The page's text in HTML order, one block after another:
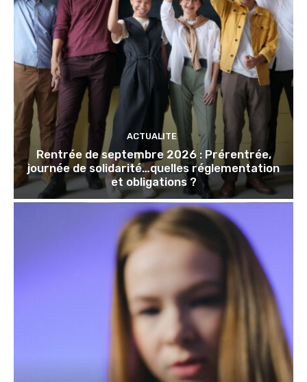
ACTUALITE
Rentrée de septembre 2026 : Prérentrée,
journée de solidarité…quelles réglementation
et obligations ?